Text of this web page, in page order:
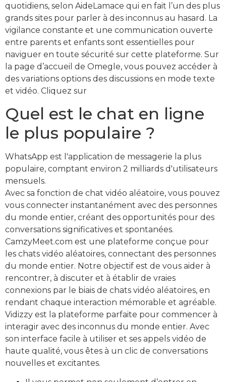
quotidiens, selon AideLamace qui en fait l’un des plus
grands sites pour parler à des inconnus au hasard. La
vigilance constante et une communication ouverte
entre parents et enfants sont essentielles pour
naviguer en toute sécurité sur cette plateforme. Sur
la page d’accueil de Omegle, vous pouvez accéder à
des variations options des discussions en mode texte
et vidéo. Cliquez sur
Quel est le chat en ligne
le plus populaire ?
WhatsApp est l'application de messagerie la plus
populaire, comptant environ 2 milliards d'utilisateurs
mensuels.
Avec sa fonction de chat vidéo aléatoire, vous pouvez
vous connecter instantanément avec des personnes
du monde entier, créant des opportunités pour des
conversations significatives et spontanées.
CamzyMeet.com est une plateforme conçue pour
les chats vidéo aléatoires, connectant des personnes
du monde entier. Notre objectif est de vous aider à
rencontrer, à discuter et à établir de vraies
connexions par le biais de chats vidéo aléatoires, en
rendant chaque interaction mémorable et agréable.
Vidizzy est la plateforme parfaite pour commencer à
interagir avec des inconnus du monde entier. Avec
son interface facile à utiliser et ses appels vidéo de
haute qualité, vous êtes à un clic de conversations
nouvelles et excitantes.